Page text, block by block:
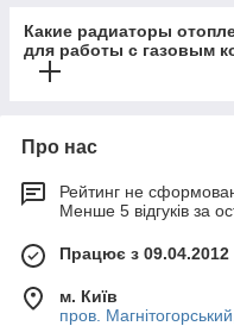
Какие радиаторы
для работы с газовым
Про нас
Рейтинг не
Менше 5 відгуків за
Працює з 09.04.2012
м. Київ
пров.